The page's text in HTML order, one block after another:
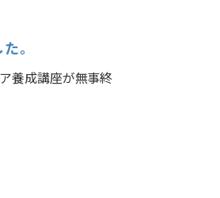
。
養成講座が無事終